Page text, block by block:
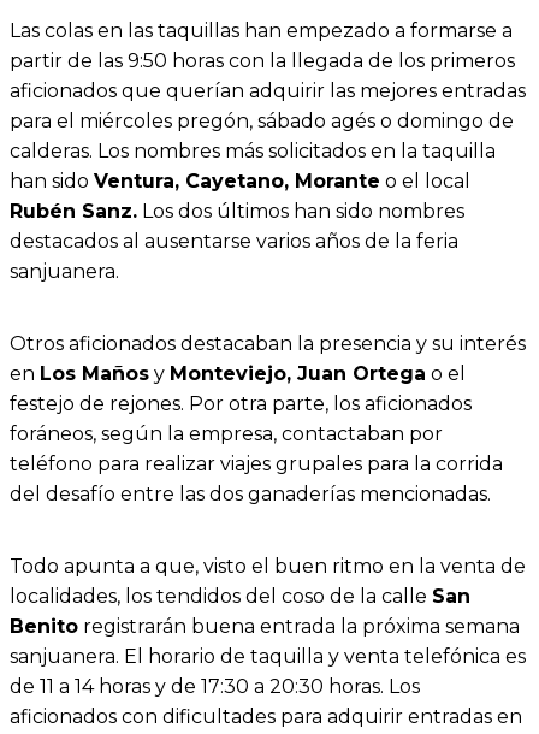
Las colas en las taquillas han empezado a formarse a
partir de las 9:50 horas con la llegada de los primeros
aficionados que querían adquirir las mejores entradas
para el miércoles pregón, sábado agés o domingo de
calderas. Los nombres más solicitados en la taquilla
han sido Ventura, Cayetano, Morante o el local
Rubén Sanz. Los dos últimos han sido nombres
destacados al ausentarse varios años de la feria
sanjuanera.
Otros aficionados destacaban la presencia y su interés
en Los Maños y Monteviejo, Juan Ortega o el
festejo de rejones. Por otra parte, los aficionados
foráneos, según la empresa, contactaban por
teléfono para realizar viajes grupales para la corrida
del desafío entre las dos ganaderías mencionadas.
Todo apunta a que, visto el buen ritmo en la venta de
localidades, los tendidos del coso de la calle San
Benito registrarán buena entrada la próxima semana
sanjuanera. El horario de taquilla y venta telefónica es
de 11 a 14 horas y de 17:30 a 20:30 horas. Los
aficionados con dificultades para adquirir entradas en